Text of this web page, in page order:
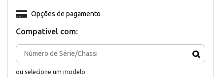
Compativel com:
ou selecione um modelo:
Opções de pagamento